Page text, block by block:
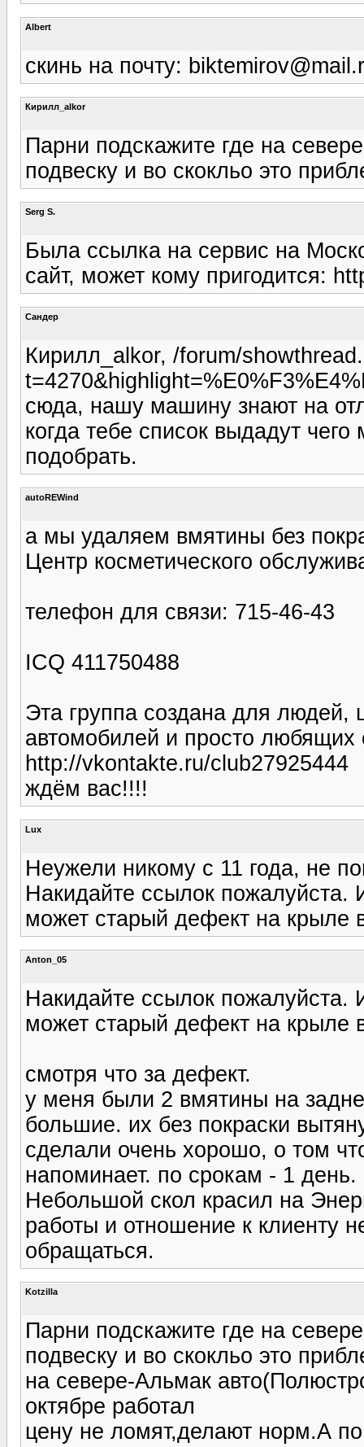
Albert
скинь на почту:
Кирилл_alkor
Парни подскажите где на
подвеску и во скокльо это
Serg S.
Была ссылка на сервис на
сайт, может кому пригодится:
Сандер
Кирилл_alkor, /forum/
сюда, нашу машину знают на
когда тебе список выдадут
подобрать.
autoREWind
а мы удаляем вмятины без
Центр косметического
телефон для связи: 715-46-43
ICQ 411750488
Эта группа создана для
автомобилей и просто любящих
http://vkontakte.ru/club27925444
ждём вас!!!!
Lux
Неужели никому с 11 года, не
Накидайте ссылок пожалуйста.
может старый дефект на крыле
Anton_05
Накидайте ссылок пожалуйста.
может старый дефект на крыле
смотря что за дефект.
у меня были 2 вмятины на
большие. их без покраски
сделали очень хорошо, о том
напоминает. по срокам - 1 день.
Небольшой скол красил на
работы и отношение к клиенту
обращаться.
Kotzilla
Парни подскажите где на
подвеску и во скокльо это
на севере-Альмак
октябре работал
цену не ломят,делают норм.А по